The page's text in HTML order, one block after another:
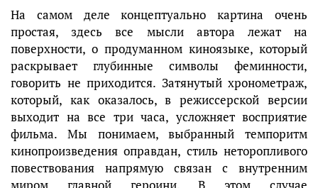
На самом деле концептуально картина очень
простая, здесь все мысли автора лежат на
поверхности, о продуманном киноязыке, который
раскрывает глубинные символы феминности,
говорить не приходится. Затянутый хронометраж,
который, как оказалось, в режиссерской версии
выходит на все три часа, усложняет восприятие
фильма. Мы понимаем, выбранный темпоритм
кинопроизведения оправдан, стиль неторопливого
повествования напрямую связан с внутренним